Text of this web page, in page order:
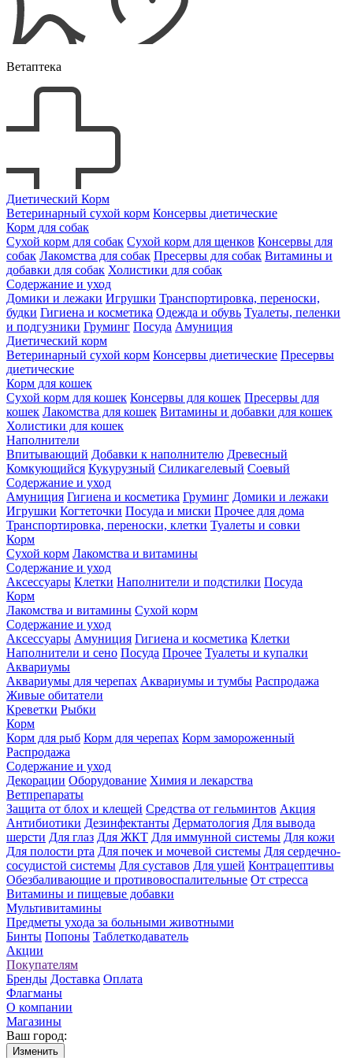
Ветаптека
Диетический Корм
Ветеринарный сухой корм Консервы диетические
Корм для собак
Сухой корм для собак Сухой корм для щенков Консервы для
собак Лакомства для собак Пресервы для собак Витамины и
добавки для собак Холистики для собак
Содержание и уход
Домики и лежаки Игрушки Транспортировка, переноски,
будки Гигиена и косметика Одежда и обувь Туалеты, пеленки
и подгузники Груминг Посуда Амуниция
Диетический корм
Ветеринарный сухой корм Консервы диетические Пресервы
диетические
Корм для кошек
Сухой корм для кошек Консервы для кошек Пресервы для
кошек Лакомства для кошек Витамины и добавки для кошек
Холистики для кошек
Наполнители
Впитывающий Добавки к наполнителю Древесный
Комкующийся Кукурузный Силикагелевый Соевый
Содержание и уход
Амуниция Гигиена и косметика Груминг Домики и лежаки
Игрушки Когтеточки Посуда и миски Прочее для дома
Транспортировка, переноски, клетки Туалеты и совки
Корм
Сухой корм Лакомства и витамины
Содержание и уход
Аксессуары Клетки Наполнители и подстилки Посуда
Корм
Лакомства и витамины Сухой корм
Содержание и уход
Аксессуары Амуниция Гигиена и косметика Клетки
Наполнители и сено Посуда Прочее Туалеты и купалки
Аквариумы
Аквариумы для черепах Аквариумы и тумбы Распродажа
Живые обитатели
Креветки Рыбки
Корм
Корм для рыб Корм для черепах Корм замороженный
Распродажа
Содержание и уход
Декорации Оборудование Химия и лекарства
Ветпрепараты
Защита от блох и клещей Средства от гельминтов Акция
Антибиотики Дезинфектанты Дерматология Для вывода
шерсти Для глаз Для ЖКТ Для иммунной системы Для кожи
Для полости рта Для почек и мочевой системы Для сердечно-
сосудистой системы Для суставов Для ушей Контрацептивы
Обезбаливающие и противовоспалительные От стресса
Витамины и пищевые добавки
Мультивитамины
Предметы ухода за больными животными
Бинты Попоны Таблеткодаватель
Акции
Покупателям
Бренды Доставка Оплата
Флагманы
О компании
Магазины
Ваш город:
Изменить